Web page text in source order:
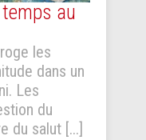
au
les
dans un
Les
du
du salut [...]